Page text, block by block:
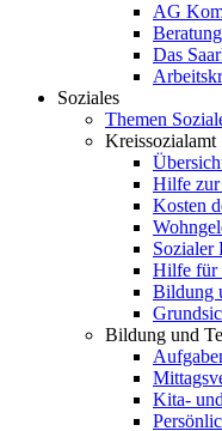
AG
Das
Soziales
Themen
Kreissozialamt
Hilfe zur
Kosten
Sozialer
Hilfe für
Bildung
Bildung und
Kita-